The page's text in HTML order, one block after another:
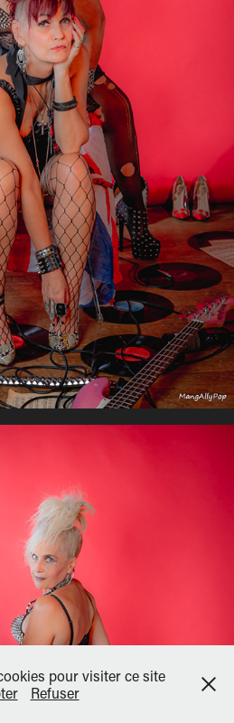
pour visiter ce site
Refuser